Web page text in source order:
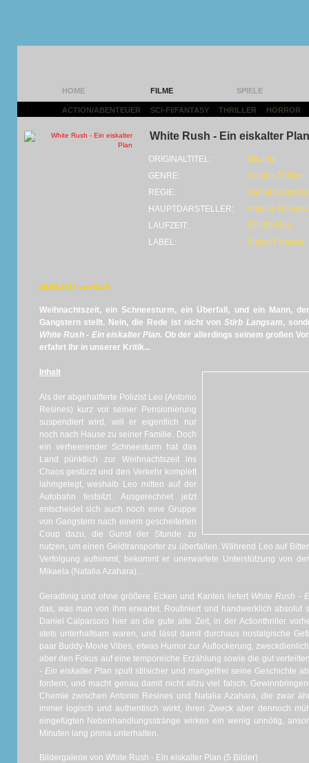
HOME FILME SPIELE
ACTION/ABENTEUER SCI-FI/FANTASY THRILLER HORROR
White Rush - Ein eiskalter Plan
ORIGINALTITEL:
Mikaela
GENRE:
Action • Thriller
REGIE:
Daniel
HAUPTDARSTELLER:
Antonio
LAUFZEIT:
BD (90 Min)
LABEL:
Plaion Pictures
20.09.2025 von MarS
Weihnachtszeit, ein Schneesturm, ein Überfall, und ein Mann,
Gangstern stellt. Nein, die Rede ist nicht vonStirb Langsam,
White Rush - Ein eiskalter Plan. Ob der allerdings seinem großen
erfahrt Ihr in unserer Kritik...
Inhalt
Als der abgehalfterte Polizist Leo (Antonio
Resines) kurz vor seiner Pensionierung
suspendiert wird, will er eigentlich nur
noch nach Hause zu seiner Familie. Doch
ein verheerender Schneesturm hat das
Land pünktlich zur Weihnachtszeit ins
Chaos gestürzt und den Verkehr komplett
lahmgelegt, weshalb Leo mitten auf der
Autobahn festsitzt. Ausgerechnet jetzt
entscheidet sich auch noch eine Gruppe
von Gangstern nach einem gescheiterten
Coup dazu, die Gunst der Stunde zu
nutzen, um einen Geldtransporter zu überfallen. Während Leo auf
Verfolgung aufnimmt, bekommt er unerwartete Unterstützung von
Mikaela (Natalia Azahara)...
Geradlinig und ohne größere Ecken und Kanten liefert White Rush -
das, was man von ihm erwartet. Routiniert und handwerklich absolut
Daniel Calparsoro hier an die gute alte Zeit, in der Actionthriller
stets unterhaltsam waren, und lässt damit durchaus nostalgische
paar Buddy-Movie Vibes, etwas Humor zur Auflockerung,
aber den Fokus auf eine temporeiche Erzählung sowie die gut
- Ein eiskalter Plan spult stilsicher und mangelfrei seine Geschichte
fordern, und macht genau damit nicht allzu viel falsch.
Chemie zwischen Antonio Resines und Natalia Azahara, die zwar
immer logisch und authentisch wirkt, ihren Zweck aber dennoch
eingefügten Nebenhandlungsstränge wirken ein wenig unnötig,
Minuten lang prima unterhalten.
Bildergalerie von White Rush - Ein eiskalter Plan (5 Bilder)